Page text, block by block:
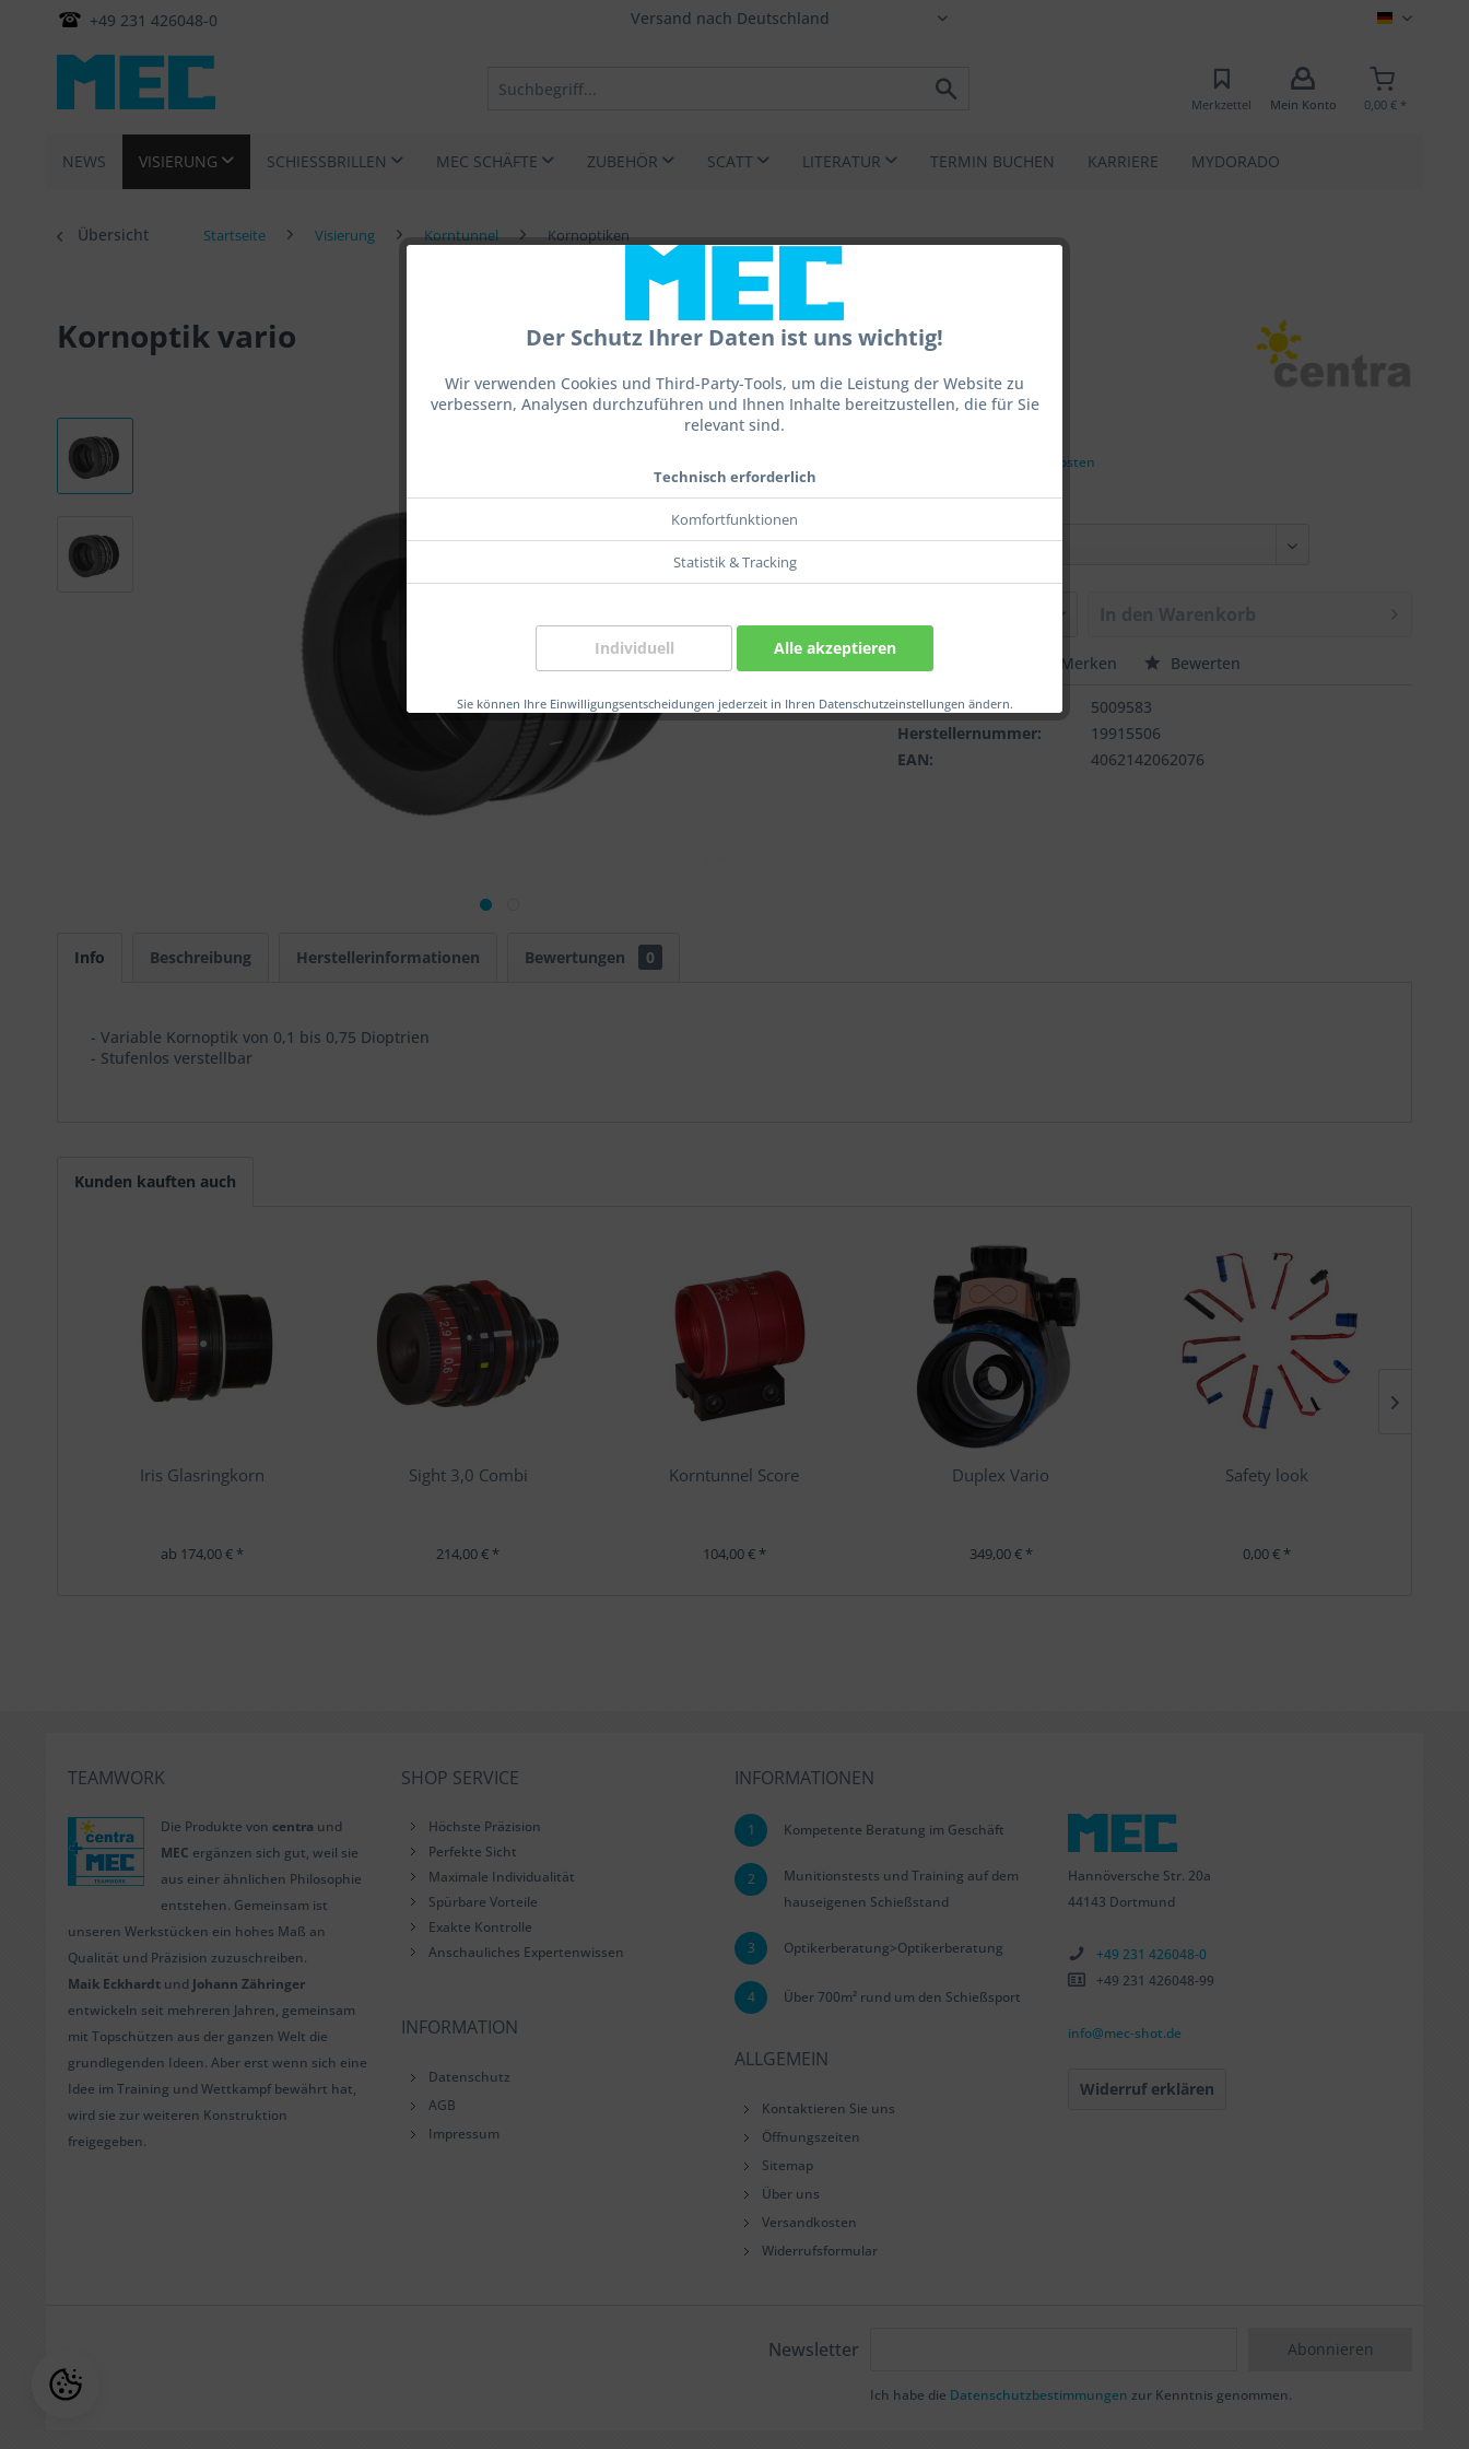
+49 231 426048-0 MEC
Merkzettel Mein Konto 0,00 € *
NEWS VISIERUNG SCHIESSBRILLEN MEC SCHÄFTE ZUBEHÖR SCATT LITERATUR TERMIN BUCHEN KARRIERE MYDORADO
Der Schutz Ihrer Daten ist uns wichtig!
Wir verwenden Cookies und Third-Party-Tools, um die Leistung der Website zu
verbessern, Analysen durchzuführen und Ihnen Inhalte bereitzustellen, die für Sie
relevant sind.
Technisch erforderlich
Komfortfunktionen
Statistik & Tracking
Individuell Alle akzeptieren
Sie können Ihre Einwilligungsentscheidungen jederzeit in Ihren Datenschutzeinstellungen ändern.
Übersicht Startseite Visierung Korntunnel Kornoptiken
Kornoptik vario
zzgl. Versandkosten
Gew.:
Merken Bewerten
Artikel-Nr.:
5009583
Herstellernummer:
19915506
EAN:
4062142062076
Info Beschreibung Herstellerinformationen Bewertungen 0
- Variable Kornoptik von 0,1 bis 0,75 Dioptrien
- Stufenlos verstellbar
Kunden kauften auch
Iris Glasringkorn
ab 174,00 € *
Sight 3,0 Combi
214,00 € *
Korntunnel Score
104,00 € *
Duplex Vario
349,00 € *
Safety look
0,00 € *
TEAMWORK
Die Produkte von centra und
MEC ergänzen sich gut, weil sie
aus einer ähnlichen Philosophie
entstehen. Gemeinsam ist
unseren Werkstücken ein hohes Maß an
Qualität und Präzision zuzuschreiben.
Maik Eckhardt und Johann Zähringer
entwickeln seit mehreren Jahren, gemeinsam
mit Topschützen aus der ganzen Welt die
grundlegenden Ideen. Aber erst wenn sich eine
Idee im Training und Wettkampf bewährt hat,
wird sie zur weiteren Konstruktion
freigegeben.
SHOP SERVICE
Höchste Präzision
Perfekte Sicht
Maximale Individualität
Spürbare Vorteile
Exakte Kontrolle
Anschauliches Expertenwissen
INFORMATION
Datenschutz
AGB
Impressum
INFORMATIONEN
1 Kompetente Beratung im Geschäft
2
Munitionstests und Training auf dem
hauseigenen Schießstand
3 Optikerberatung>Optikerberatung
4 Über 700m² rund um den Schießsport
ALLGEMEIN
Kontaktieren Sie uns
Öffnungszeiten
Sitemap
Über uns
Versandkosten
Widerrufsformular
Hannöversche Str. 20a
44143 Dortmund
+49 231 426048-0
+49 231 426048-99
info@mec-shot.de
Widerruf erklären
Newsletter Abonnieren
Ich habe die Datenschutzbestimmungen zur Kenntnis genommen.